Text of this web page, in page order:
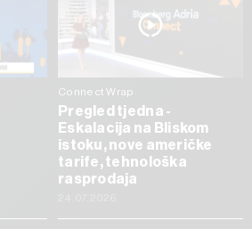
Connect Wrap
Pregled tjedna -
Eskalacija na Bliskom
istoku, nove američke
tarife, tehnološka
rasprodaja